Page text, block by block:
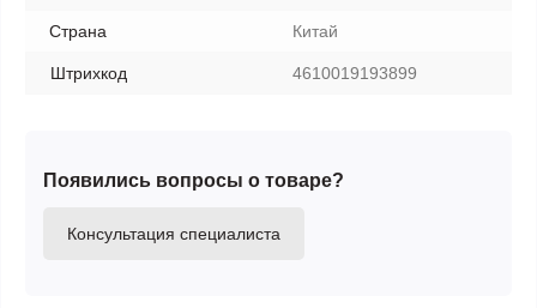
Страна Китай
Штрихкод 4610019193899
Появились вопросы о товаре?
Консультация специалиста